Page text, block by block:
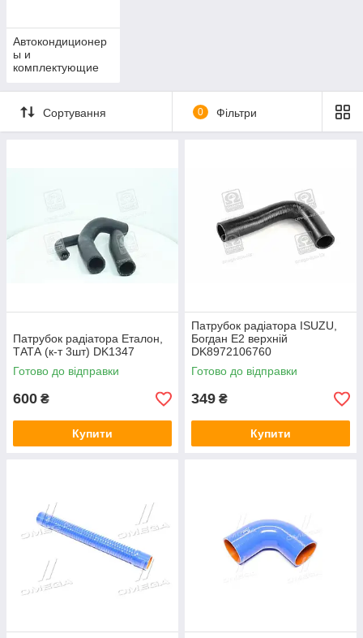
Автокондиционер
ы и
комплектующие
отопления
Сортування
0 Фільтри
Патрубок радіатора Еталон,
ТАТА (к-т 3шт) DK1347
Готово до відправки
600 ₴
Купити
Патрубок радіатора ISUZU,
Богдан Е2 верхній
DK8972106760
Готово до відправки
349 ₴
Купити